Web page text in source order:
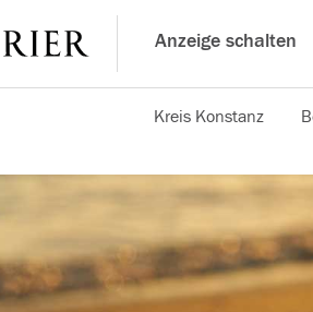
Anzeige schalten
Kreis Konstanz